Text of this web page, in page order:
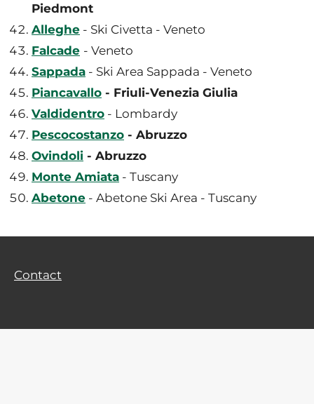
Piedmont
Alleghe - Ski Civetta - Veneto
Falcade - Veneto
Sappada - Ski Area Sappada - Veneto
Piancavallo - Friuli-Venezia Giulia
Valdidentro - Lombardy
Pescocostanzo - Abruzzo
Ovindoli - Abruzzo
Monte Amiata - Tuscany
Abetone - Abetone Ski Area - Tuscany
Contact